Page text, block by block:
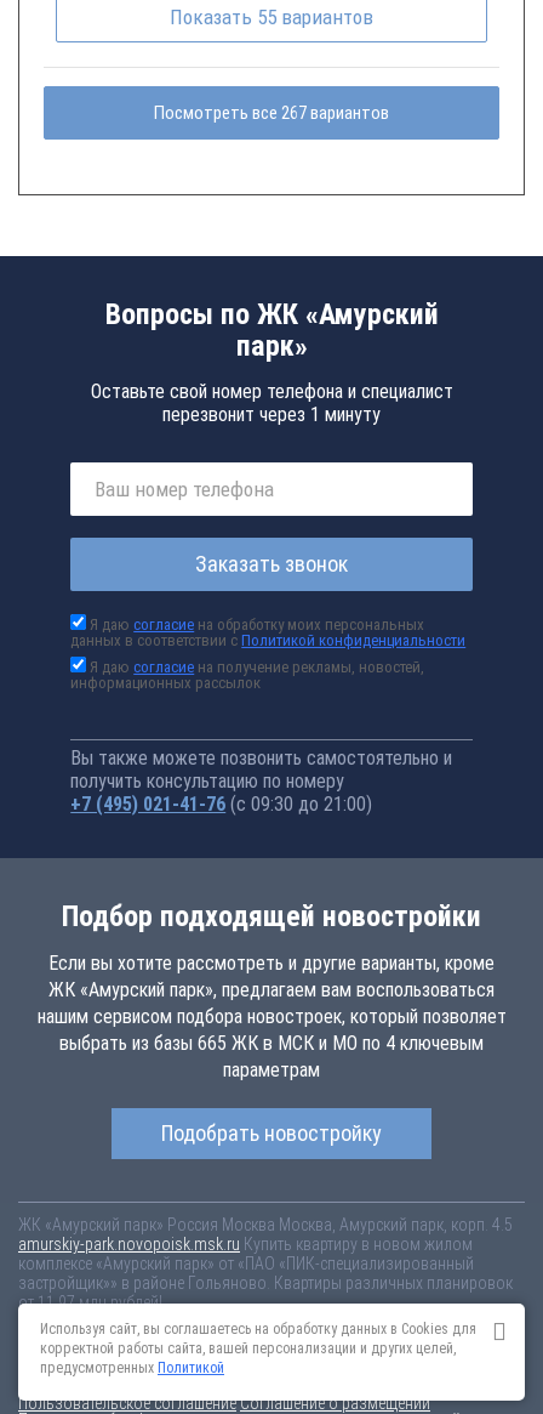
Показать 55 вариантов
Посмотреть все 267 вариантов
Вопросы по ЖК «Амурский
парк»
Оставьте свой номер телефона и специалист
перезвонит через 1 минуту
Заказать звонок
Я даюсогласие на обработку моих персональных
данных в соответствии сПолитикой конфиденциальности
Я даюсогласие на получение рекламы, новостей,
информационных рассылок
Вы также можете позвонить самостоятельно и
получить консультацию по номеру
+7 (495) 021-41-76 (с 09:30 до 21:00)
Подбор подходящей новостройки
Если вы хотите рассмотреть и другие варианты, кроме
ЖК «Амурский парк», предлагаем вам воспользоваться
нашим сервисом подбора новостроек, который позволяет
выбрать из базы 665 ЖК в МСК и МО по 4 ключевым
параметрам
Подобрать новостройку
ЖК «Амурский парк» Россия Москва Москва, Амурский парк, корп. 4.5
amurskiy-park.novopoisk.msk.ru Купить квартиру в новом жилом
комплексе «Амурский парк» от «ПАО «ПИК-специализированный
застройщик»» в районе Гольяново. Квартиры различных планировок
от 11.97 млн рублей!
Новостройки Санкт-ПетербургаНовостройки Москвы
Информация на сайте взята из открытых источников, не является
Пользовательское соглашениеСоглашение о размещении
Используя сайт, вы соглашаетесь на обработку данных в Cookies для
корректной работы сайта, вашей персонализации и других целей,
предусмотренных Политикой